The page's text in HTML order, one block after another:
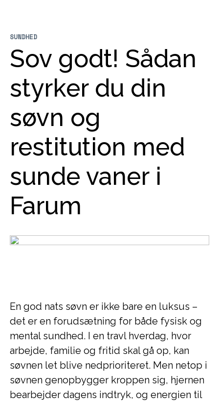
Sov godt! Sådan
styrker du din
søvn og
restitution med
sunde vaner i
Farum
SUNDHED
En god nats søvn er ikke bare en luksus –
det er en forudsætning for både fysisk og
mental sundhed. I en travl hverdag, hvor
arbejde, familie og fritid skal gå op, kan
søvnen let blive nedprioriteret. Men netop i
søvnen genopbygger kroppen sig, hjernen
bearbejder dagens indtryk, og energien til